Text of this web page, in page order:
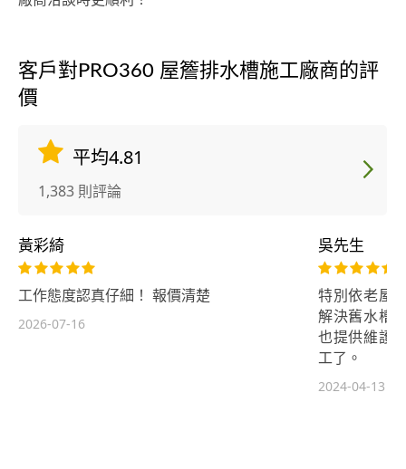
客戶對PRO360 屋簷排水槽施工廠商的評
價
平均4.81
1,383 則評論
黃彩綺
工作態度認真仔細！ 報價清楚
2026-07-16
吳先生
特別依老屋
解決舊水槽
也提供維護
工了。
2024-04-13